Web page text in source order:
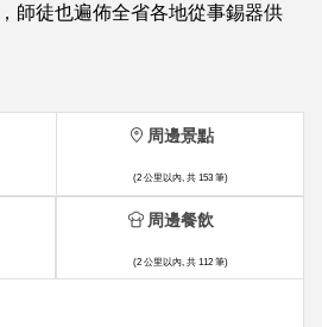
師徒也遍佈全省各地從事錫器供
周邊景點
(2 公里以內, 共 153 筆)
周邊餐飲
(2 公里以內, 共 112 筆)